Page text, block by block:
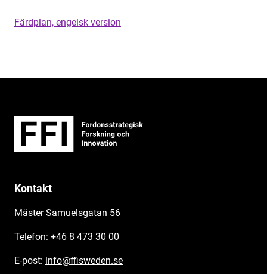
Färdplan, engelsk version
Kontakt
Mäster Samuelsgatan 56
Telefon: +46 8 473 30 00
E-post: info@ffisweden.se